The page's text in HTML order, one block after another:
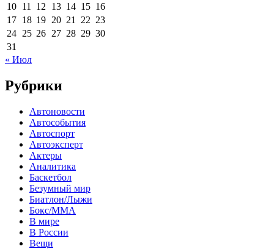
10 11 12 13 14 15 16
17 18 19 20 21 22 23
24 25 26 27 28 29 30
31
« Июл
Рубрики
Автоновости
Автособытия
Автоспорт
Автоэксперт
Актеры
Аналитика
Баскетбол
Безумный мир
Биатлон/Лыжи
Бокс/MMA
В мире
В России
Вещи